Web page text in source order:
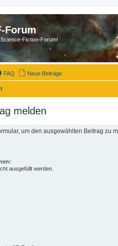
Forum
Fiction-Forum!
FAQ Neue Beiträge
melden
um den ausgewählten Beitrag zu
ausgefüllt werden.